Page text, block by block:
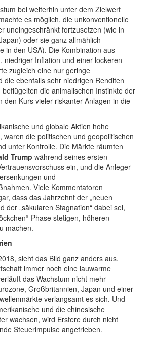
bei weiterhin unter dem Zielwert
es möglich, die unkonventionelle
uneingeschränkt fortzusetzen (wie in
oder sie ganz allmählich
in den USA). Die Kombination aus
niedriger Inflation und einer lockeren
zugleich eine nur geringe
die ebenfalls sehr niedrigen Renditen
die animalischen Instinkte der
den Kurs vieler riskanter Anlagen in die
und globale Aktien hohe
waren die politischen und geopolitischen
unter Kontrolle. Die Märkte räumten
Trump während seines ersten
ein, und die Anleger
und
Viele Kommentatoren
dass das Jahrzehnt der „neuen
der „säkularen Stagnation“ dabei sei,
Phase stetigen, höheren
machen.
sieht das Bild ganz anders aus.
immer noch eine lauwarme
das Wachstum nicht mehr
Großbritannien, Japan und einer
verlangsamt es sich. Und
und die chinesische
wachsen, wird Erstere durch nicht
Steuerimpulse angetrieben.